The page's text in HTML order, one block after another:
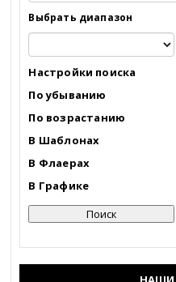
Выбрать диапазон
Настройки поиска
По убыванию
По возрастанию
В Шаблонах
В Флаерах
В Графике